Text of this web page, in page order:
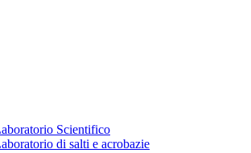
Scientifico
di salti e acrobazie